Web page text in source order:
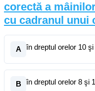
corectă a
cu cadranul unui
A în dreptul orelor 10 şi
B în dreptul orelor 8 şi